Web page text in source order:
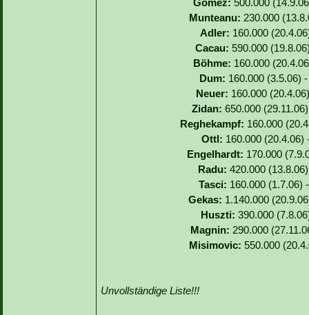
Gomez: 500.000
Munteanu: 230.000
Adler: 160.000
Cacau: 590.000
Böhme: 160.000
Dum: 160.000 (3.5.06)
Neuer: 160.000
Zidan: 650.000
Reghekampf: 160.000
Ottl: 160.000
Engelhardt: 170.000
Radu: 420.000
Tasci: 160.000 (1.7.06)
Gekas: 1.140.000
Huszti: 390.000
Magnin: 290.000
Misimovic: 550.000
Unvollständige Liste!!!